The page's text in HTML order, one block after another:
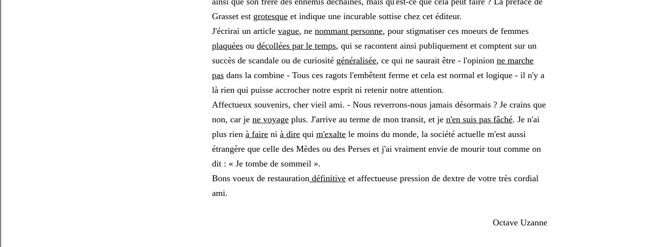
Grasset est grotesque et indique une incurable sottise chez cet éditeur.
J'écrirai un article vague, ne nommant personne, pour stigmatiser ces moeurs de femmes
plaquées ou décollées par le temps, qui se racontent ainsi publiquement et comptent sur un
succès de scandale ou de curiosité généralisée, ce qui ne saurait être - l'opinion ne marche
pas dans la combine - Tous ces ragots l'embêtent ferme et cela est normal et logique - il n'y a
là rien qui puisse accrocher notre esprit ni retenir notre attention.
Affectueux souvenirs, cher vieil ami. - Nous reverrons-nous jamais désormais ? Je crains que
non, car je ne voyage plus. J'arrive au terme de mon transit, et je n'en suis pas fâché. Je n'ai
plus rien à faire ni à dire qui m'exalte le moins du monde, la société actuelle m'est aussi
étrangère que celle des Mèdes ou des Perses et j'ai vraiment envie de mourir tout comme on
dit : « Je tombe de sommeil ».
Bons voeux de restauration définitive et affectueuse pression de dextre de votre très cordial
ami.
Octave Uzanne